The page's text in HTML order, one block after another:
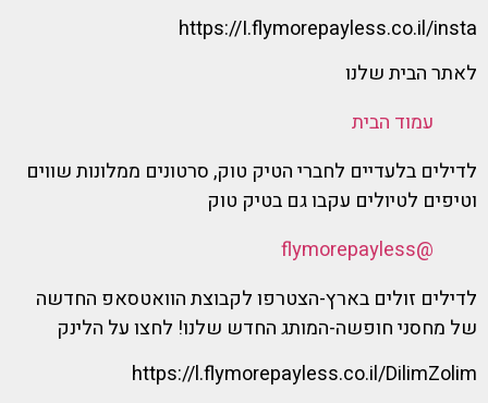
https://I.flymorepayless.co.il/insta
לאתר הבית שלנו
עמוד הבית
לדילים בלעדיים לחברי הטיק טוק, סרטונים ממלונות שווים
וטיפים לטיולים עקבו גם בטיק טוק
@flymorepayless
לדילים זולים בארץ-הצטרפו לקבוצת הוואטסאפ החדשה
של מחסני חופשה-המותג החדש שלנו! לחצו על הלינק
https://l.flymorepayless.co.il/DilimZolim